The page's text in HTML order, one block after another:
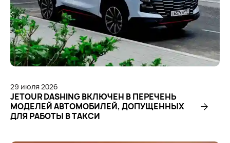
29 июля2026
JETOUR DASHING ВКЛЮЧЕН В ПЕРЕЧЕНЬ
МОДЕЛЕЙ АВТОМОБИЛЕЙ, ДОПУЩЕННЫХ
ДЛЯ РАБОТЫ В ТАКСИ